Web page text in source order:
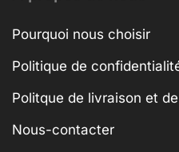
Pourquoi nous choisir
Politique de
Politque de livraison et
Nous-contacter